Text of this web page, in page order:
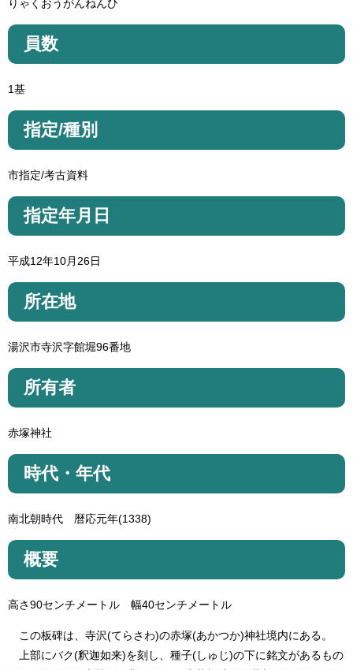
りゃくおうがんねんひ
員数
1基
指定/種別
市指定/考古資料
指定年月日
平成12年10月26日
所在地
湯沢市寺沢字館堀96番地
所有者
赤塚神社
時代・年代
南北朝時代 暦応元年(1338)
概要
高さ90センチメートル 幅40センチメートル
この板碑は、寺沢(てらさわ)の赤塚(あかつか)神社境内にある。
上部にバク(釈迦如来)を刻し、種子(しゅじ)の下に銘文があるもの